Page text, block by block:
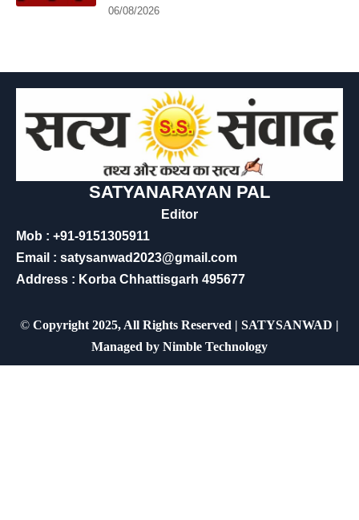
06/08/2026
SATYANARAYAN PAL
Editor
Mob : +91-9151305911
Email : satysanwad2023@gmail.com
Address : Korba Chhattisgarh 495677
© Copyright 2025, All Rights Reserved | SATYSANWAD |
Managed by Nimble Technology